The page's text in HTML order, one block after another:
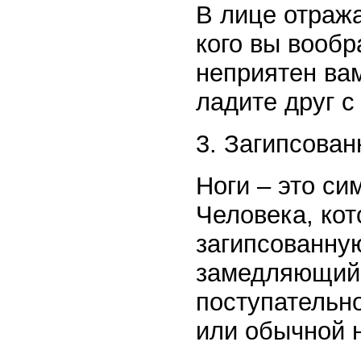
В лице
кого вы
неприятен
ладите друг
3.
Ноги – это
Человека,
или обычной